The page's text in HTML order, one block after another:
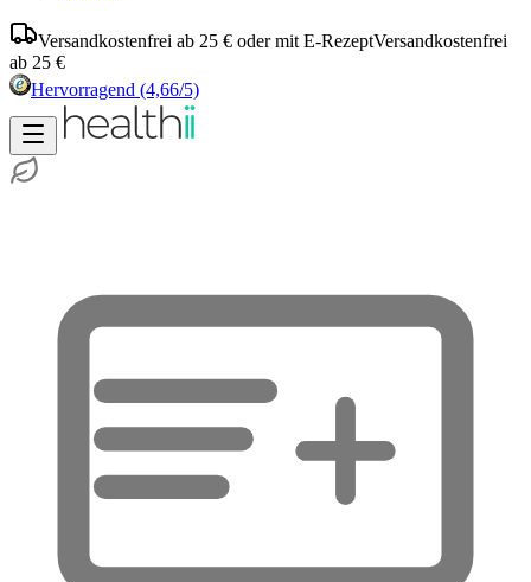
Versandkostenfrei ab 25 € oder mit E-RezeptVersandkostenfrei
ab 25 €
Hervorragend (4,66/5)